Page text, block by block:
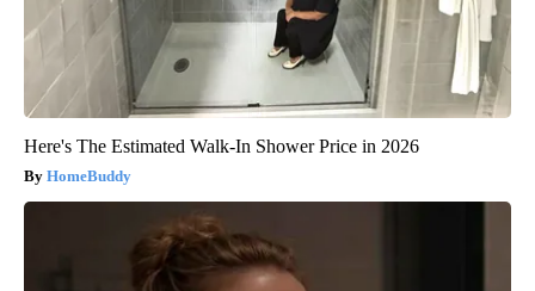
Here's The Estimated Walk-In Shower Price in 2026
HomeBuddy